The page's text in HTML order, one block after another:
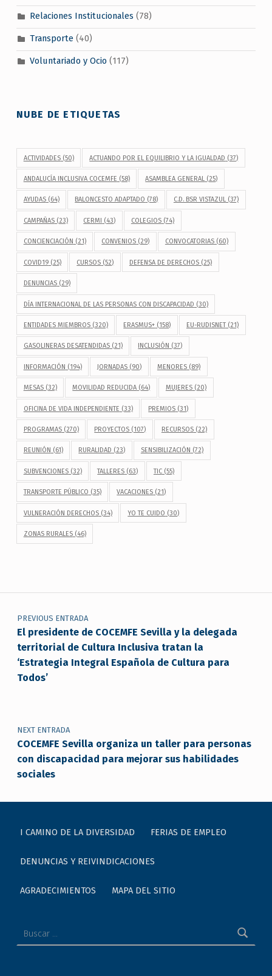
Relaciones Institucionales (78)
Transporte(40)
Voluntariado y Ocio (117)
NUBE DE ETIQUETAS
ACTIVIDADES(50) ACTUANDO POR EL EQUILIBRIO Y LA IGUALDAD (37)
ANDALUCÍA INCLUSIVA COCEMFE (58) ASAMBLEA GENERAL (25)
AYUDAS(64) BALONCESTO ADAPTADO (78) C.D. BSR VISTAZUL(37)
CAMPAÑAS(23) CERMI (43) COLEGIOS(74)
CONCIENCIACIÓN (21) CONVENIOS (29) CONVOCATORIAS(60)
COVID19(25) CURSOS (52) DEFENSA DE DERECHOS(25)
DENUNCIAS(29)
DÍA INTERNACIONAL DE LAS PERSONAS CON DISCAPACIDAD (30)
ENTIDADES MIEMBROS(320) ERASMUS+ (158) EU-RUDISNET(21)
GASOLINERAS DESATENDIDAS(21) INCLUSIÓN (37)
INFORMACIÓN (194) JORNADAS (90) MENORES(89)
MESAS(32) MOVILIDAD REDUCIDA (64) MUJERES(20)
OFICINA DE VIDA INDEPENDIENTE (33) PREMIOS (31)
PROGRAMAS(270) PROYECTOS (107) RECURSOS(22)
REUNIÓN (61) RURALIDAD (23) SENSIBILIZACIÓN (72)
SUBVENCIONES(32) TALLERES (63) TIC(55)
TRANSPORTE PÚBLICO (35) VACACIONES (21)
VULNERACIÓN DERECHOS(34) YO TE CUIDO (30)
ZONAS RURALES(46)
Navegación de entradas
PREVIOUS ENTRADA
El presidente de COCEMFE Sevilla y la delegada
territorial de Cultura Inclusiva tratan la
‘Estrategia Integral Española de Cultura para
Todos’
NEXT ENTRADA
COCEMFE Sevilla organiza un taller para personas
con discapacidad para mejorar sus habilidades
sociales
I CAMINO DE LA DIVERSIDAD FERIAS DE EMPLEO
DENUNCIAS Y REIVINDICACIONES
AGRADECIMIENTOS MAPA DEL SITIO